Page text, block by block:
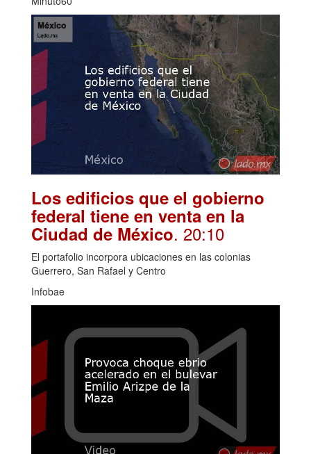
Los edificios que el gobierno
federal tiene en venta en la
Ciudad de México. 20:10
El portafolio incorpora ubicaciones en las colonias
Guerrero, San Rafael y Centro
Infobae